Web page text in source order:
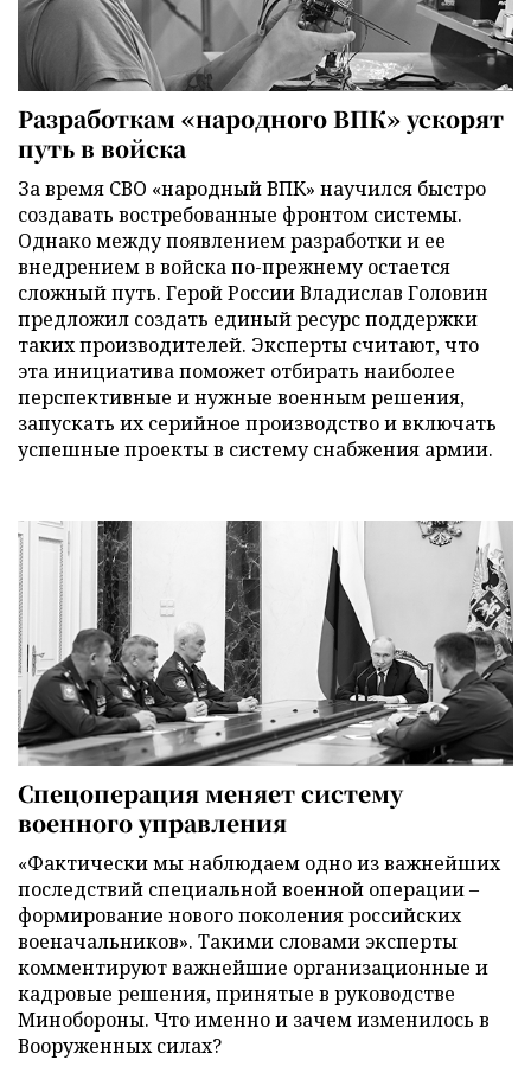
Разработкам «народного ВПК» ускорят
путь в войска
За время СВО «народный ВПК» научился быстро
создавать востребованные фронтом системы.
Однако между появлением разработки и ее
внедрением в войска по-прежнему остается
сложный путь. Герой России Владислав Головин
предложил создать единый ресурс поддержки
таких производителей. Эксперты считают, что
эта инициатива поможет отбирать наиболее
перспективные и нужные военным решения,
запускать их серийное производство и включать
успешные проекты в систему снабжения армии.
Спецоперация меняет систему
военного управления
«Фактически мы наблюдаем одно из важнейших
последствий специальной военной операции –
формирование нового поколения российских
военачальников». Такими словами эксперты
комментируют важнейшие организационные и
кадровые решения, принятые в руководстве
Минобороны. Что именно и зачем изменилось в
Вооруженных силах?